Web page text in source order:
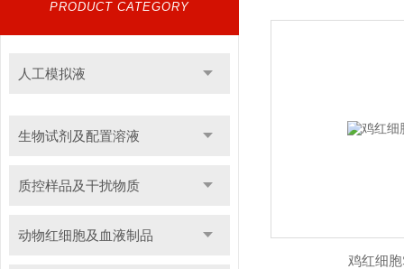
PRODUCT CATEGORY
人工模拟液
生物试剂及配置溶液
质控样品及干扰物质
动物红细胞及血液制品
鸡红细